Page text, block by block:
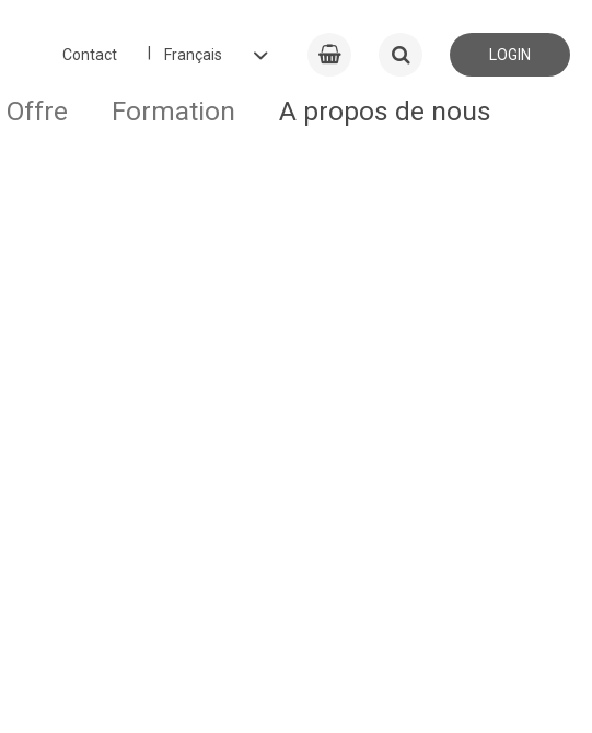
Contact LOGIN
Offre Formation A propos de nous